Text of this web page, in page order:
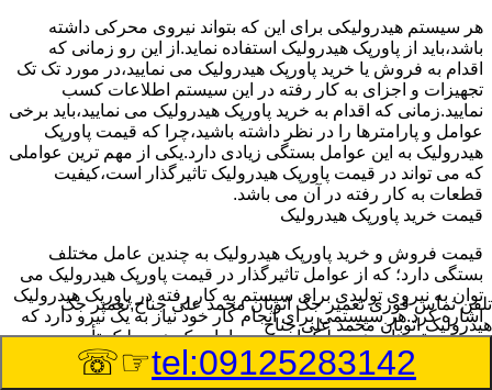
هر سیستم هیدرولیکی برای این که بتواند نیروی محرکی داشته
باشد،باید از پاورپک هیدرولیک استفاده نماید.از این رو زمانی که
اقدام به فروش یا خرید پاورپک هیدرولیک می نمایید،در مورد تک تک
تجهیزات و اجزای به کار رفته در این سیستم اطلاعات کسب
نمایید.زمانی که اقدام به خرید پاورپک هیدرولیک می نمایید،باید برخی
عوامل و پارامترها را در نظر داشته باشید،چرا که قیمت پاورپک
هیدرولیک به این عوامل بستگی زیادی دارد.یکی از مهم ترین عواملی
که می تواند در قیمت پاورپک هیدرولیک تاثیرگذار است،کیفیت
قطعات به کار رفته در آن می باشد.
قیمت خرید پاورپک هیدرولیک
قیمت فروش و خرید پاورپک هیدرولیک به چندین عامل مختلف
بستگی دارد؛ که از عوامل تاثیرگذار در قیمت پاورپک هیدرولیک می
توان به نیروی تولیدی برای سیستم به کار رفته در پاورپک هیدرولیک
اشاره کرد.هر سیستمی برای انجام کار خود نیاز به یک نیرو دارد که
در سیستم های هیدرولیک این نیرو را پاورپک هیدرولیک تأمین می
تلفن تماس فوریتعمیر جک اتوبان محمد علی جناح,تعمیر جک
هیدرولیک اتوبان محمد علی جناح
tel:09125283142
☞☏